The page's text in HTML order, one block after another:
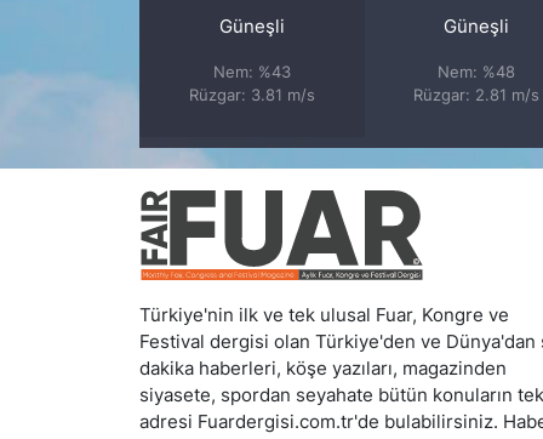
Güneşli
Nem: %43
Rüzgar: 3.81 m/s
Güneşli
Nem: %48
Rüzgar: 2.81 m/s
Türkiye'nin ilk ve tek ulusal Fuar, Kongre ve
Festival dergisi olan Türkiye'den ve Dünya'dan
dakika haberleri, köşe yazıları, magazinden
siyasete, spordan seyahate bütün konuların tek
adresi Fuardergisi.com.tr'de bulabilirsiniz.